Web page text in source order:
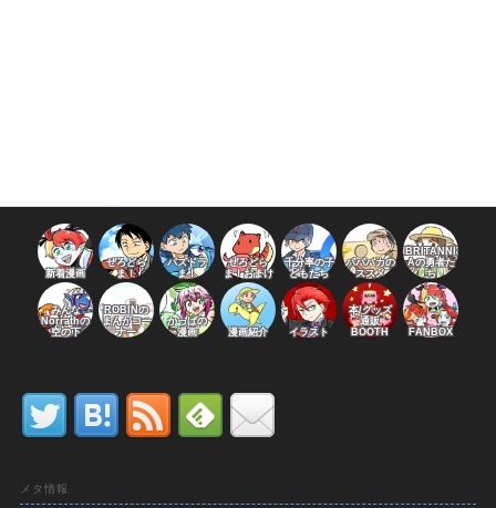
新着漫画
ぜろどら
ま！
パズドラ
ま！
ぜろどら
ま！おまけ
千分率の子
どもたち
パパバカの
ススメ
BRITANNI
Aの勇者た
ち
みんな
Norrathの
空の下
ROBINの
まんがコー
ナー
かっぱの
漫画
漫画紹介 イラスト
本/グッズ
通販
BOOTH
FANBOX
メタ情報